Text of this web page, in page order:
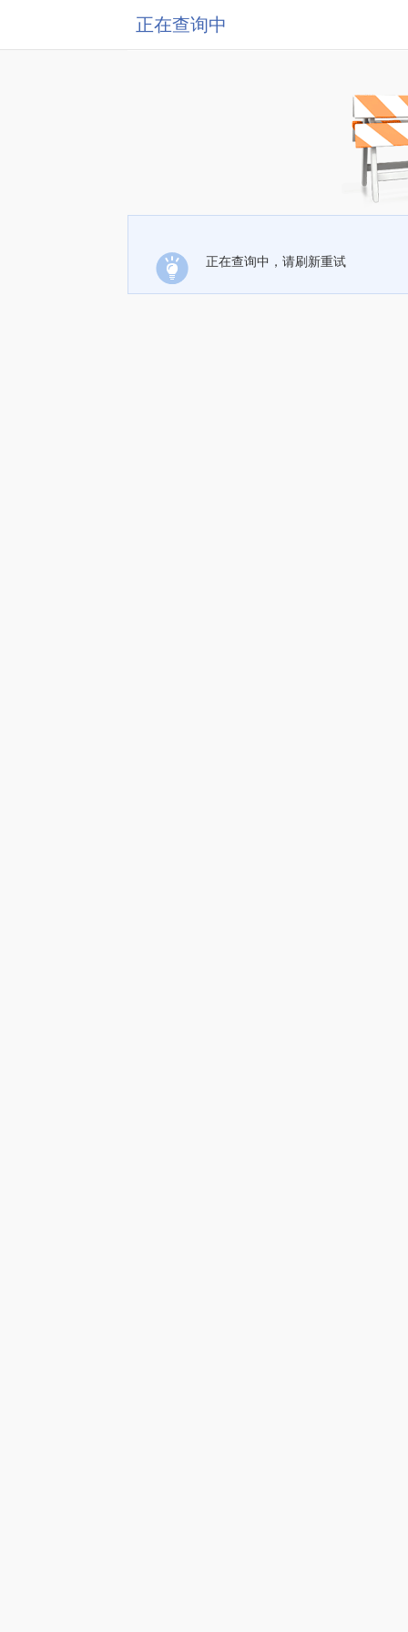
正在查询中
正在查询中，请刷新重试